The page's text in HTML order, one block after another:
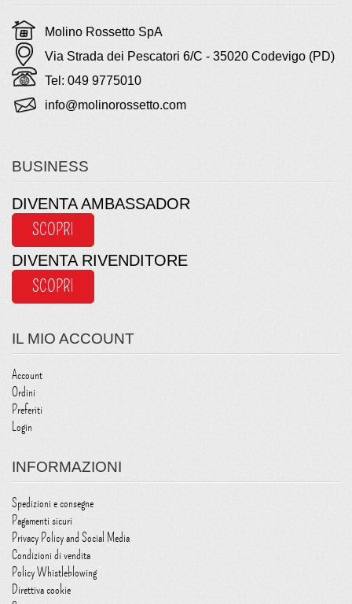
Molino Rossetto SpA
Via Strada dei Pescatori 6/C - 35020 Codevigo (PD)
Tel: 049 9775010
info@molinorossetto.com
BUSINESS
DIVENTA AMBASSADOR
SCOPRI
DIVENTA RIVENDITORE
SCOPRI
IL MIO ACCOUNT
Account
Ordini
Preferiti
Login
INFORMAZIONI
Spedizioni e consegne
Pagamenti sicuri
Privacy Policy and Social Media
Condizioni di vendita
Policy Whistleblowing
Direttiva cookie